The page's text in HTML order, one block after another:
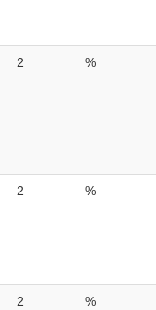
2 %
2 %
2 %